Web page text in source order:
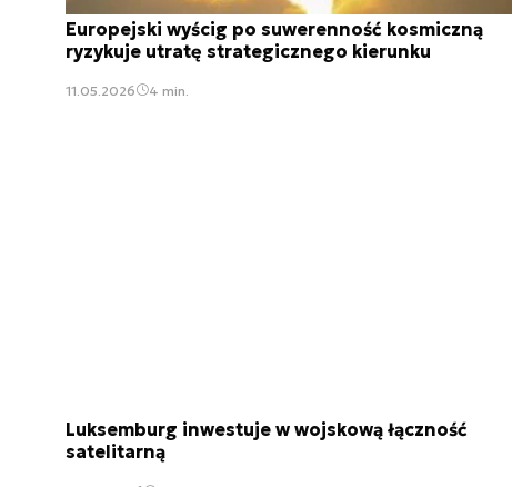
Europejski wyścig po suwerenność kosmiczną
ryzykuje utratę strategicznego kierunku
11.05.2026 4 min.
Luksemburg inwestuje w wojskową łączność
satelitarną